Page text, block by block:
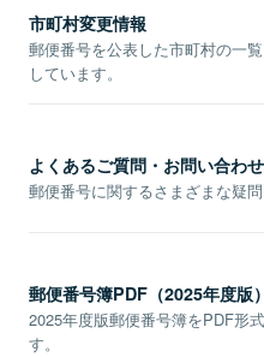
市町村変更情報
郵便番号を公表した市町村の一
しています。
よくあるご質問・お問い合わせ
郵便番号に関するさまざまな疑問
郵便番号簿PDF（2025年度版）
2025年度版郵便番号簿をPDF形
す。